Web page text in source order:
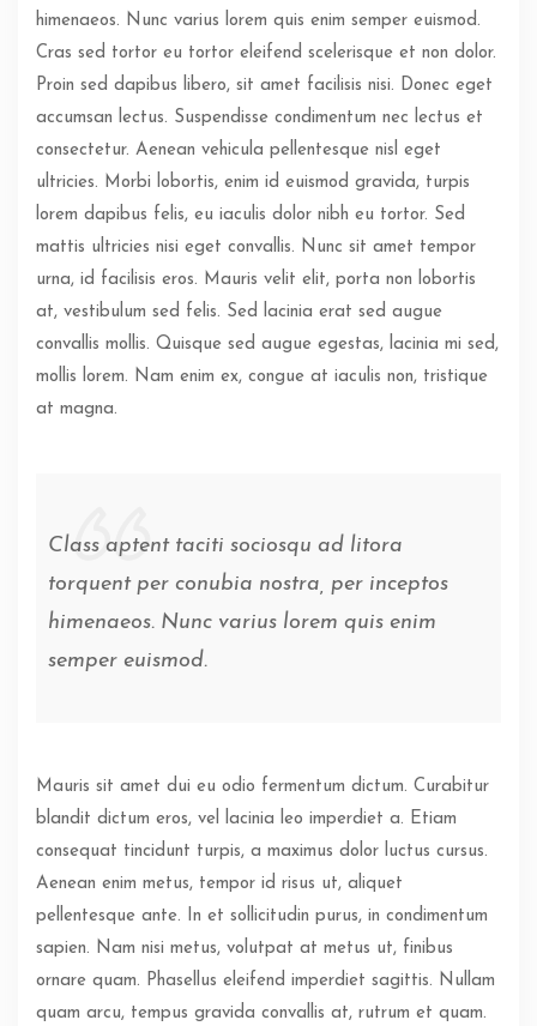
himenaeos. Nunc varius lorem quis enim semper euismod.
Cras sed tortor eu tortor eleifend scelerisque et non dolor.
Proin sed dapibus libero, sit amet facilisis nisi. Donec eget
accumsan lectus. Suspendisse condimentum nec lectus et
consectetur. Aenean vehicula pellentesque nisl eget
ultricies. Morbi lobortis, enim id euismod gravida, turpis
lorem dapibus felis, eu iaculis dolor nibh eu tortor. Sed
mattis ultricies nisi eget convallis. Nunc sit amet tempor
urna, id facilisis eros. Mauris velit elit, porta non lobortis
at, vestibulum sed felis. Sed lacinia erat sed augue
convallis mollis. Quisque sed augue egestas, lacinia mi sed,
mollis lorem. Nam enim ex, congue at iaculis non, tristique
at magna.
Class aptent taciti sociosqu ad litora
torquent per conubia nostra, per inceptos
himenaeos. Nunc varius lorem quis enim
semper euismod.
Mauris sit amet dui eu odio fermentum dictum. Curabitur
blandit dictum eros, vel lacinia leo imperdiet a. Etiam
consequat tincidunt turpis, a maximus dolor luctus cursus.
Aenean enim metus, tempor id risus ut, aliquet
pellentesque ante. In et sollicitudin purus, in condimentum
sapien. Nam nisi metus, volutpat at metus ut, finibus
ornare quam. Phasellus eleifend imperdiet sagittis. Nullam
quam arcu, tempus gravida convallis at, rutrum et quam.